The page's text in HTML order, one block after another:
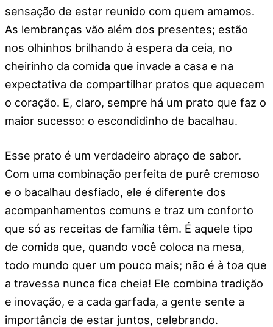
sensação de estar reunido com quem amamos.
As lembranças vão além dos presentes; estão
nos olhinhos brilhando à espera da ceia, no
cheirinho da comida que invade a casa e na
expectativa de compartilhar pratos que aquecem
o coração. E, claro, sempre há um prato que faz o
maior sucesso: o escondidinho de bacalhau.
Esse prato é um verdadeiro abraço de sabor.
Com uma combinação perfeita de purê cremoso
e o bacalhau desfiado, ele é diferente dos
acompanhamentos comuns e traz um conforto
que só as receitas de família têm. É aquele tipo
de comida que, quando você coloca na mesa,
todo mundo quer um pouco mais; não é à toa que
a travessa nunca fica cheia! Ele combina tradição
e inovação, e a cada garfada, a gente sente a
importância de estar juntos, celebrando.